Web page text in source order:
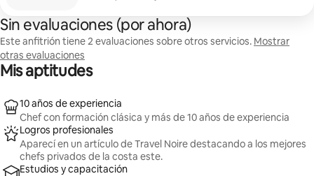
Sin evaluaciones (por ahora)
Este anfitrión tiene 2 evaluaciones sobre otros servicios. Mostrar
otras evaluaciones
Mis aptitudes
10 años de experiencia
Chef con formación clásica y más de 10 años de experiencia
Logros profesionales
Aparecí en un artículo de Travel Noire destacando a los mejores
chefs privados de la costa este.
Estudios y capacitación